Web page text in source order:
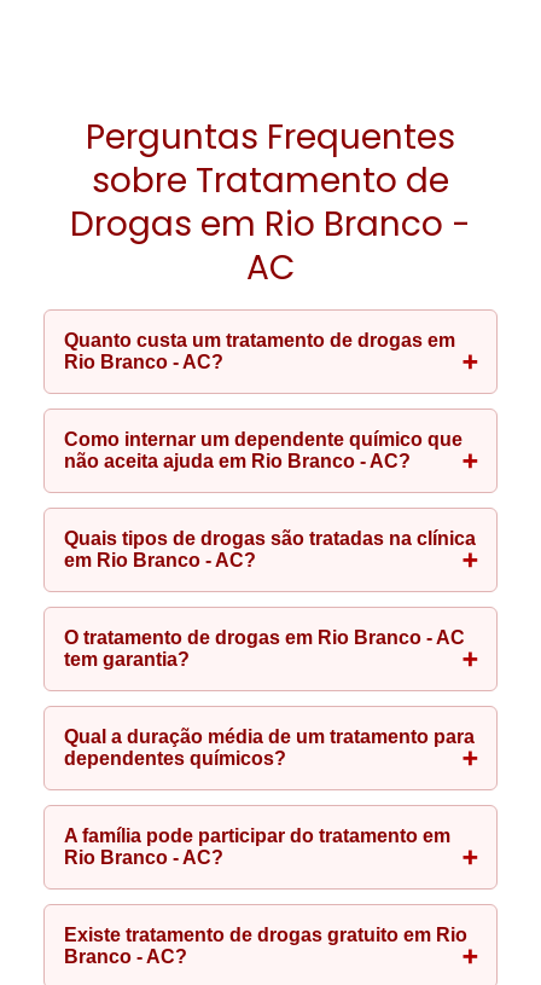
Perguntas Frequentes
sobre Tratamento de
Drogas em Rio Branco -
AC
Quanto custa um tratamento de drogas em
Rio Branco - AC?
Como internar um dependente químico que
não aceita ajuda em Rio Branco - AC?
Quais tipos de drogas são tratadas na clínica
em Rio Branco - AC?
O tratamento de drogas em Rio Branco - AC
tem garantia?
Qual a duração média de um tratamento para
dependentes químicos?
A família pode participar do tratamento em
Rio Branco - AC?
Existe tratamento de drogas gratuito em Rio
Branco - AC?